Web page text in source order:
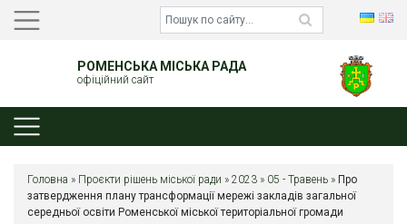
РОМЕНСЬКА МІСЬКА РАДА
офіційний сайт
Головна » Проєкти рішень міської ради » 2023 » 05 - Травень » Про
затвердження плану трансформації мережі закладів загальної
середньої освіти Роменської міської територіальної громади